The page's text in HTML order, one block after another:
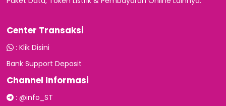
Center Transaksi
: Klik Disini
Bank Support Deposit
Channel Informasi
: @info_ST